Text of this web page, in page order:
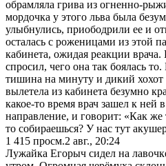
обрамляла грива из огненно-
мордочка у этого льва была
улыбнулись, приободрили ее и
осталась с роженицами из этой
кабинета, ожидая реакции врача.
спросил, чего она так боялась
тишина на минуту и дикий
вылетела из кабинета безумно
какое-то время врач зашел к ней
направление, и говорит: «Как
то собираешься? У нас тут
1 415 просм.2 авг., 20:24
Лужайка Егорыч сидел на